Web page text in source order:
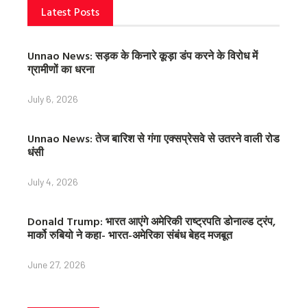
Latest Posts
Unnao News: सड़क के किनारे कूड़ा डंप करने के विरोध में
ग्रामीणों का धरना
July 6, 2026
Unnao News: तेज बारिश से गंगा एक्सप्रेसवे से उतरने वाली रोड
धंसी
July 4, 2026
Donald Trump: भारत आएंगे अमेरिकी राष्ट्रपति डोनाल्ड ट्रंप,
मार्को रुबियो ने कहा- भारत-अमेरिका संबंध बेहद मजबूत
June 27, 2026